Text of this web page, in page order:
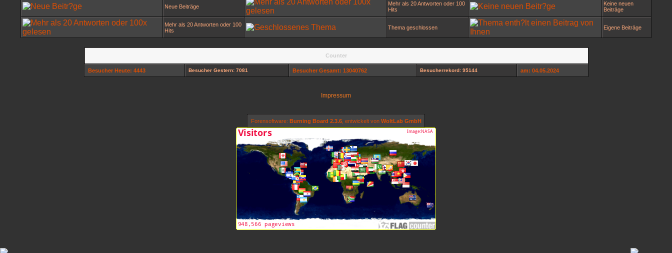
Neue Beiträge
Mehr als 20 Antworten oder 100
Hits
Keine neuen
Beiträge
Mehr als 20 Antworten oder 100
Hits
Thema geschlossen Eigene Beiträge
Counter
Besucher Heute: 4443 Besucher Gestern: 7081 Besucher Gesamt: 13040762 Besucherrekord: 95144 am: 04.05.2024
Impressum
Forensoftware: Burning Board 2.3.6 , entwickelt von WoltLab GmbH